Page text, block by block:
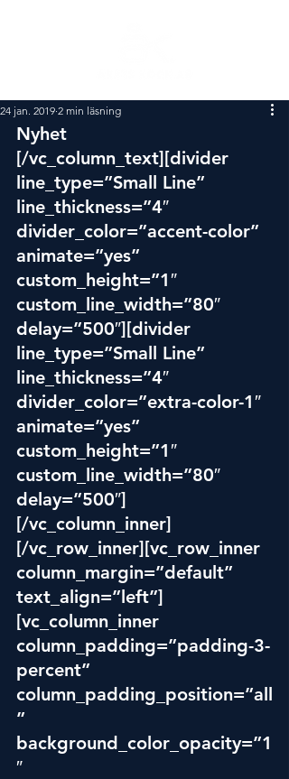
24 jan. 2019 2 min läsning
Nyhet
[/vc_column_text][divider
line_type=”Small Line”
line_thickness=”4″
divider_color=”accent-color”
animate=”yes”
custom_height=”1″
custom_line_width=”80″
delay=”500″][divider
line_type=”Small Line”
line_thickness=”4″
divider_color=”extra-color-1″
animate=”yes”
custom_height=”1″
custom_line_width=”80″
delay=”500″]
[/vc_column_inner]
[/vc_row_inner][vc_row_inner
column_margin=”default”
text_align=”left”]
[vc_column_inner
column_padding=”padding-3-
percent”
column_padding_position=”all
”
background_color_opacity=”1
″